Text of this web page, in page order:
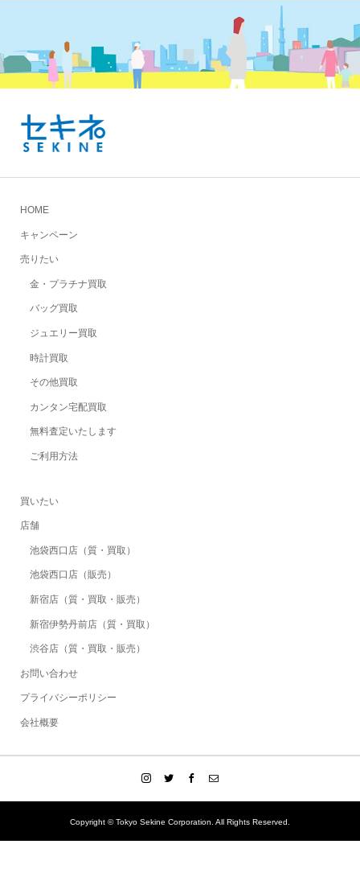
HOME
キャンペーン
売りたい
金・プラチナ買取
バッグ買取
ジュエリー買取
時計買取
その他買取
カンタン宅配買取
無料査定いたします
ご利用方法
買いたい
店舗
池袋西口店（質・買取）
池袋西口店（販売）
新宿店（質・買取・販売）
新宿伊勢丹前店（質・買取）
渋谷店（質・買取・販売）
お問い合わせ
プライバシーポリシー
会社概要
Copyright © Tokyo Sekine Corporation. All Rights Reserved.